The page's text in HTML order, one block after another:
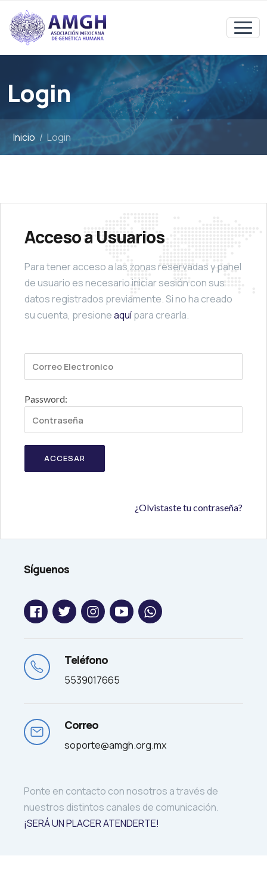
Login
Inicio Login
Síguenos
Teléfono
5539017665
Correo
soporte@amgh.org.mx
Ponte en contacto con nosotros a través de
nuestros distintos canales de comunicación.
¡SERÁ UN PLACER ATENDERTE!
Acceso a Usuarios
Para tener acceso a las zonas reservadas y panel
de usuario es necesario iniciar sesión con sus
datos registrados previamente. Si no ha creado
su cuenta, presioneaquípara crearla.
Password:
ACCESAR
¿Olvistaste tu contraseña?